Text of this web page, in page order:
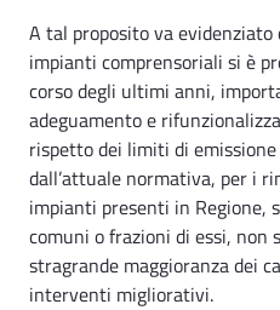
A tal proposito va
impianti comprensoriali si è
corso degli ultimi anni,
adeguamento e
rispetto dei limiti di
dall’attuale normativa, per i
impianti presenti in Regione,
comuni o frazioni di essi, non
stragrande maggioranza dei
interventi migliorativi.